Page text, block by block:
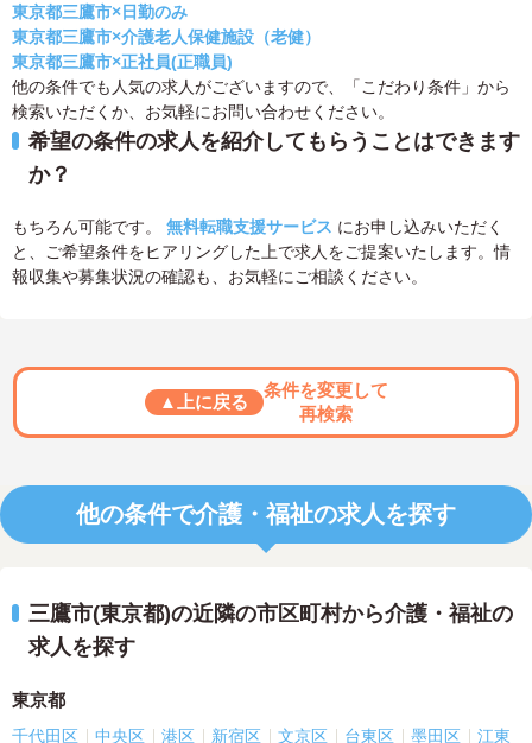
東京都三鷹市×日勤のみ
東京都三鷹市×介護老人保健施設（老健）
東京都三鷹市×正社員(正職員)
他の条件でも人気の求人がございますので、「こだわり条件」から
検索いただくか、お気軽にお問い合わせください。
希望の条件の求人を紹介してもらうことはできます
か？
もちろん可能です。 無料転職支援サービス にお申し込みいただく
と、ご希望条件をヒアリングした上で求人をご提案いたします。情
報収集や募集状況の確認も、お気軽にご相談ください。
▲上に戻る
条件を変更して
再検索
他の条件で介護・福祉の求人を探す
三鷹市(東京都)の近隣の市区町村から介護・福祉の
求人を探す
東京都
千代田区 中央区 港区 新宿区 文京区 台東区 墨田区 江東